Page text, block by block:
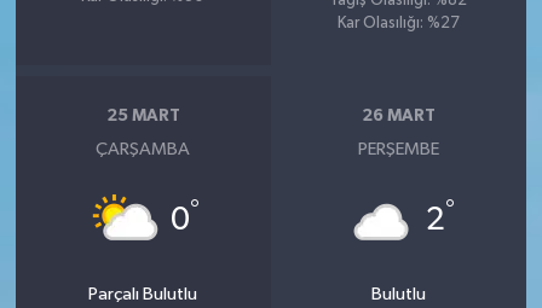
Kar Olasılığı: %27
25 MART
ÇARŞAMBA
0°
Parçalı Bulutlu
26 MART
PERŞEMBE
2°
Bulutlu